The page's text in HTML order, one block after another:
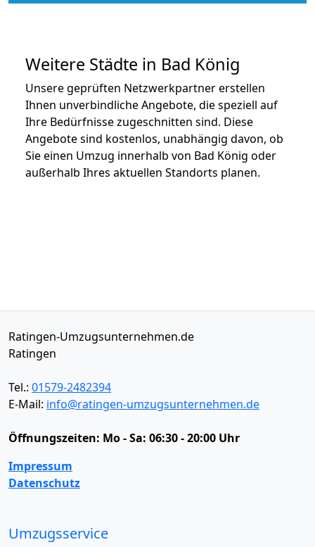
Weitere Städte in Bad König
Unsere geprüften Netzwerkpartner erstellen
Ihnen unverbindliche Angebote, die speziell auf
Ihre Bedürfnisse zugeschnitten sind. Diese
Angebote sind kostenlos, unabhängig davon, ob
Sie einen Umzug innerhalb von Bad König oder
außerhalb Ihres aktuellen Standorts planen.
Ratingen-Umzugsunternehmen.de
Ratingen
Tel.: 01579-2482394
E-Mail: info@ratingen-umzugsunternehmen.de
Öffnungszeiten: Mo - Sa: 06:30 - 20:00 Uhr
Impressum
Datenschutz
Umzugsservice